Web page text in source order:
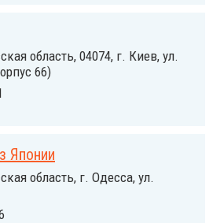
область, 04074, г. Киев, ул.
66)
Японии
область, г. Одесса, ул.